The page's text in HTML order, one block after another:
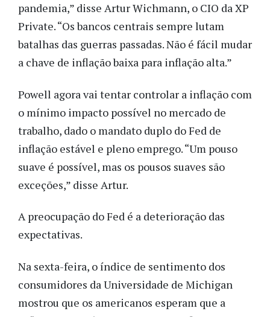
pandemia,” disse Artur Wichmann, o CIO da XP
Private. “Os bancos centrais sempre lutam
batalhas das guerras passadas. Não é fácil mudar
a chave de inflação baixa para inflação alta.”
Powell agora vai tentar controlar a inflação com
o mínimo impacto possível no mercado de
trabalho, dado o mandato duplo do Fed de
inflação estável e pleno emprego. “Um pouso
suave é possível, mas os pousos suaves são
exceções,” disse Artur.
A preocupação do Fed é a deterioração das
expectativas.
Na sexta-feira, o índice de sentimento dos
consumidores da Universidade de Michigan
mostrou que os americanos esperam que a